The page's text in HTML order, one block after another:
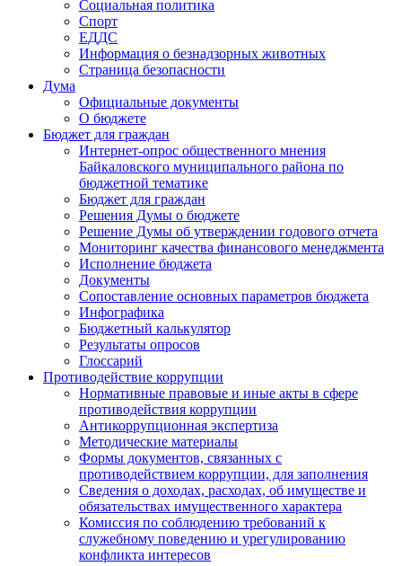
Социальная политика
Спорт
ЕДДС
Информация о безнадзорных животных
Страница безопасности
Дума
Официальные документы
О бюджете
Бюджет для граждан
Интернет-опрос общественного мнения
Байкаловского муниципального района по
бюджетной тематике
Бюджет для граждан
Решения Думы о бюджете
Решение Думы об утверждении годового отчета
Мониторинг качества финансового менеджмента
Исполнение бюджета
Документы
Сопоставление основных параметров бюджета
Инфографика
Бюджетный калькулятор
Результаты опросов
Глоссарий
Противодействие коррупции
Нормативные правовые и иные акты в сфере
противодействия коррупции
Антикоррупционная экспертиза
Методические материалы
Формы документов, связанных с
противодействием коррупции, для заполнения
Сведения о доходах, расходах, об имуществе и
обязательствах имущественного характера
Комиссия по соблюдению требований к
служебному поведению и урегулированию
конфликта интересов